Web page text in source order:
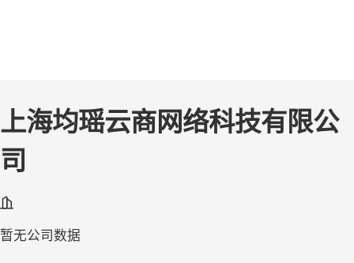
上海均瑶云商网络科技有限公
司
暂无公司数据